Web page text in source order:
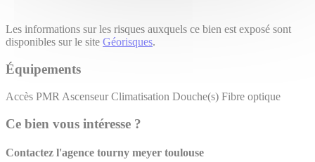
Les informations sur les risques auxquels ce bien est exposé sont
disponibles sur le site Géorisques.
Équipements
Accès PMR Ascenseur Climatisation Douche(s) Fibre optique
Ce bien vous intéresse ?
Contactez l'agence tourny meyer toulouse